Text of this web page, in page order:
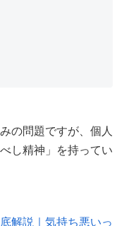
の問題ですが、個人
し精神」を持ってい
解説｜気持ち悪いっ